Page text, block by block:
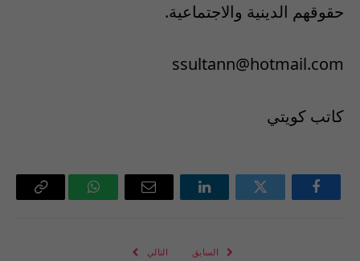
حقوقهم الدينية والاجتماعية.
ssultann@hotmail.com
كاتب كويتي
فيسبوك تويتر لينكدإن
البريد
واتساب Copy
السابق التالي